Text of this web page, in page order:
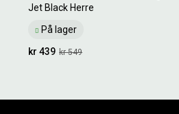
Jet Black Herre
På lager
kr 549
kr 439